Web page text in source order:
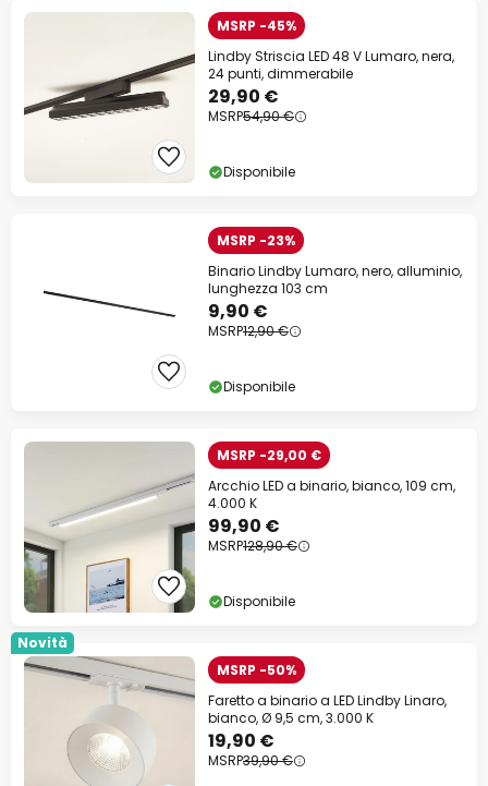
MSRP -45%
Lindby Striscia LED 48 V Lumaro, nera,
24 punti, dimmerabile
29,90 €
MSRP54,90 €
Disponibile
MSRP -23%
Binario Lindby Lumaro, nero, alluminio,
lunghezza 103 cm
9,90 €
MSRP12,90 €
Disponibile
MSRP -29,00 €
Arcchio LED a binario, bianco, 109 cm,
4.000 K
99,90 €
MSRP128,90 €
Disponibile
Novità
MSRP -50%
Faretto a binario a LED Lindby Linaro,
bianco, Ø 9,5 cm, 3.000 K
19,90 €
MSRP39,90 €